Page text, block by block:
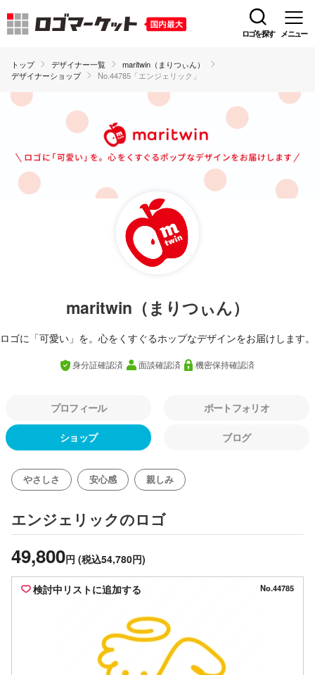
ロゴを探す メニュー
トップ デザイナー一覧
maritwin（まりつぃん）
デザイナーショップ
No.44785「エンジェリック」
maritwin（まりつぃん）
ロゴに「可愛い」を。心をくすぐるホップなデザインをお届けします。
身分証確認済 面談確認済 機密保持確認済
プロフィール ポートフォリオ
ショップ ブログ
やさしさ 安心感 親しみ
エンジェリックのロゴ
49,800円 (税込54,780円)
検討中リストに追加する No.44785